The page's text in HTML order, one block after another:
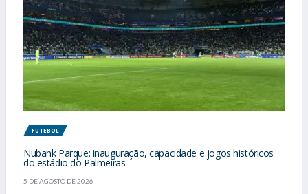
FUTEBOL
Nubank Parque: inauguração, capacidade e jogos históricos
do estádio do Palmeiras
5 DE AGOSTO DE 2026